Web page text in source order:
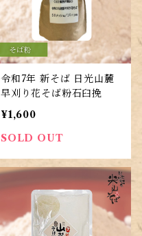
令和7年 新そば 日光山麓
早刈り花そば粉石臼挽
¥1,600
SOLD OUT